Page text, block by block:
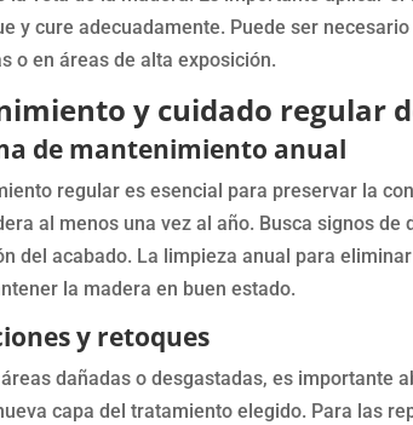
y cure adecuadamente. Puede ser
o en áreas de alta exposición.
y cuidado regular
de mantenimiento anual
regular es esencial para preservar la
al menos una vez al año. Busca signos
del acabado. La limpieza anual para
la madera en buen estado.
y retoques
dañadas o desgastadas, es importante
capa del tratamiento elegido. Para las